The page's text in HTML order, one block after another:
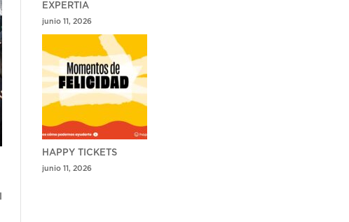
EXPERTIA
junio 11, 2026
HAPPY TICKETS
junio 11, 2026